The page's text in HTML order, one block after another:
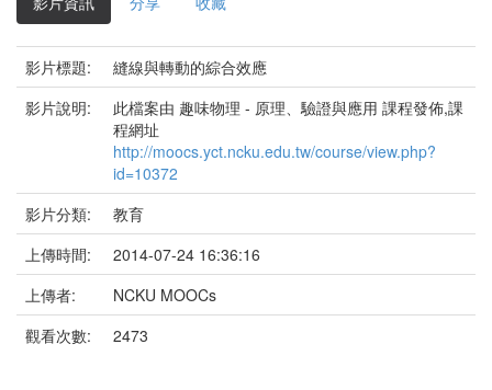
影片標題:
縫線與轉動的綜合效應
影片說明:
此檔案由 趣味物理 - 原理、驗證與應用 課程發佈,課
程網址
http://moocs.yct.ncku.edu.tw/course/view.php?
id=10372
影片分類:
教育
上傳時間:
2014-07-24 16:36:16
上傳者:
NCKU MOOCs
觀看次數:
2473